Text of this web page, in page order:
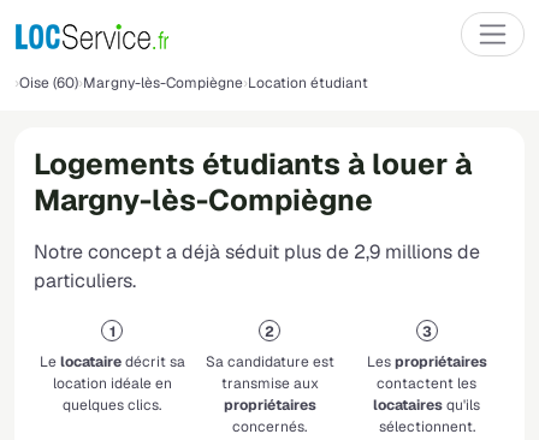
Oise (60) Margny-lès-Compiègne Location étudiant
Logements étudiants à louer à
Margny-lès-Compiègne
Notre concept a déjà séduit plus de 2,9 millions de
particuliers.
Lelocatairedécrit sa
location idéale en
quelques clics.
Sa candidature est
transmise aux
propriétaires
concernés.
Lespropriétaires
contactent les
locatairesqu'ils
sélectionnent.